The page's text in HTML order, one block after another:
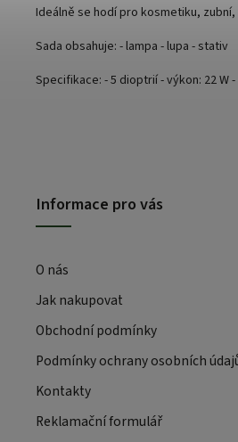
Ideálně se hodí pro kosmetiku,
Sada obsahuje: - lampa - lupa - stativ
Specifikace: - 5 dioptrií - výkon: 22 W -
Informace pro vás
O nás
Jak nakupovat
Obchodní podmínky
Podmínky ochrany osobních
Kontakty
Reklamační formulář